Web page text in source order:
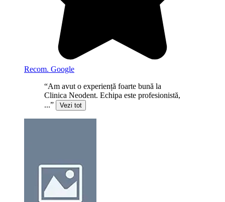
Recom. Google
“Am avut o experiență foarte bună la
Clinica Neodent. Echipa este profesionistă,
...”
Vezi tot